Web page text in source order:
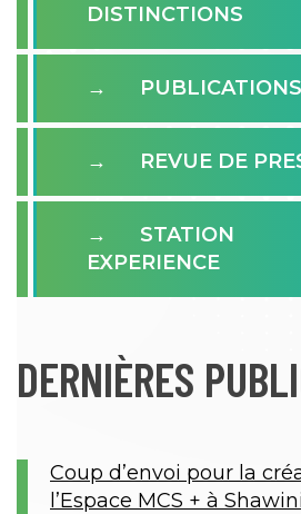
DISTINCTIONS
PUBLICATIONS
REVUE DE
STATION
EXPERIENCE
DERNIÈRES
Coup d’envoi pour la
l’Espace MCS + à